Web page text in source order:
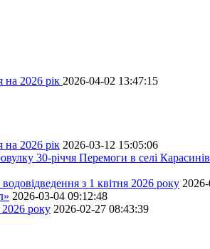
на 2026 рік 2026-04-02 13:47:15
на 2026 рік 2026-03-12 15:05:06
30-річчя Перемоги в селі
з 1 квітня 2026 року
2026-03-04 09:12:48
2026 року 2026-02-27 08:43:39